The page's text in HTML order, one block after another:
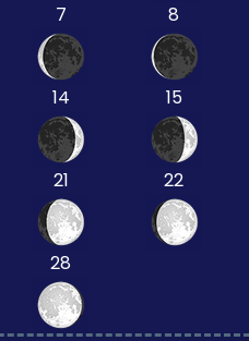
7 8
14 15
21 22
28